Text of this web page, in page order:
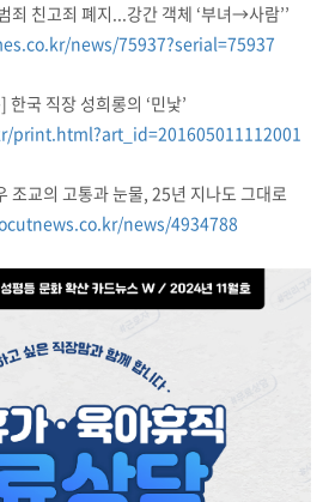
죄 친고죄 폐지...강간 객체 ‘부녀→사람’’
news/75937?serial=75937
한국 직장 성희롱의 ‘민낯’
print.html?art_id=201605011112001
조교의 고통과 눈물, 25년 지나도 그대로
news/4934788